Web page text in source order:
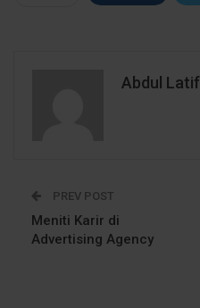
Abdul Latif
PREV POST
Meniti Karir di
Advertising Agency